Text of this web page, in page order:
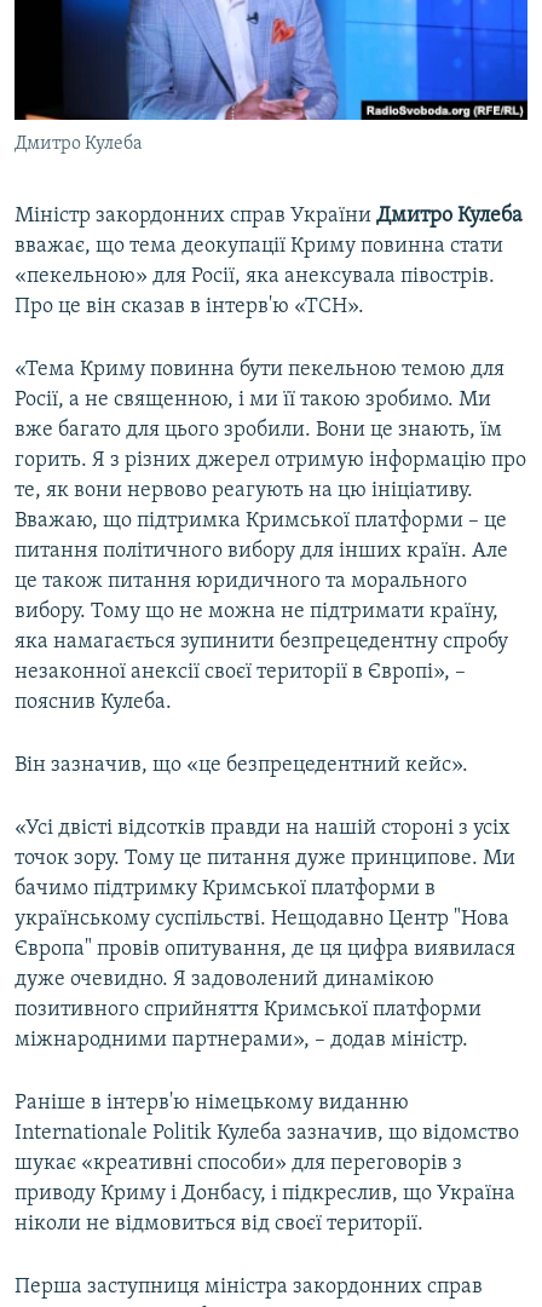
ВІДЕОУРОКИ «ELIFBE»
СВІДЧЕННЯ ОКУПАЦІЇ
УКРАЇНСЬКА ПРОБЛЕМА КРИМУ
ІНФОГРАФІКА
ДОЛУЧАЙСЯ!
Усі сайти RFE/RL
Дмитро Кулеба
Міністр закордонних справ України Дмитро Кулеба
вважає, що тема деокупації Криму повинна стати
«пекельною» для Росії, яка анексувала півострів.
Про це він сказав в інтерв'ю «ТСН».
«Тема Криму повинна бути пекельною темою для
Росії, а не священною, і ми її такою зробимо. Ми
вже багато для цього зробили. Вони це знають, їм
горить. Я з різних джерел отримую інформацію про
те, як вони нервово реагують на цю ініціативу.
Вважаю, що підтримка Кримської платформи – це
питання політичного вибору для інших країн. Але
це також питання юридичного та морального
вибору. Тому що не можна не підтримати країну,
яка намагається зупинити безпрецедентну спробу
незаконної анексії своєї території в Європі», –
пояснив Кулеба.
Він зазначив, що «це безпрецедентний кейс».
«Усі двісті відсотків правди на нашій стороні з усіх
точок зору. Тому це питання дуже принципове. Ми
бачимо підтримку Кримської платформи в
українському суспільстві. Нещодавно Центр "Нова
Європа" провів опитування, де ця цифра виявилася
дуже очевидно. Я задоволений динамікою
позитивного сприйняття Кримської платформи
міжнародними партнерами», – додав міністр.
Раніше в інтерв'ю німецькому виданню
Internationale Politik Кулеба зазначив, що відомство
шукає «креативні способи» для переговорів з
приводу Криму і Донбасу, і підкреслив, що Україна
ніколи не відмовиться від своєї території.
Перша заступниця міністра закордонних справ